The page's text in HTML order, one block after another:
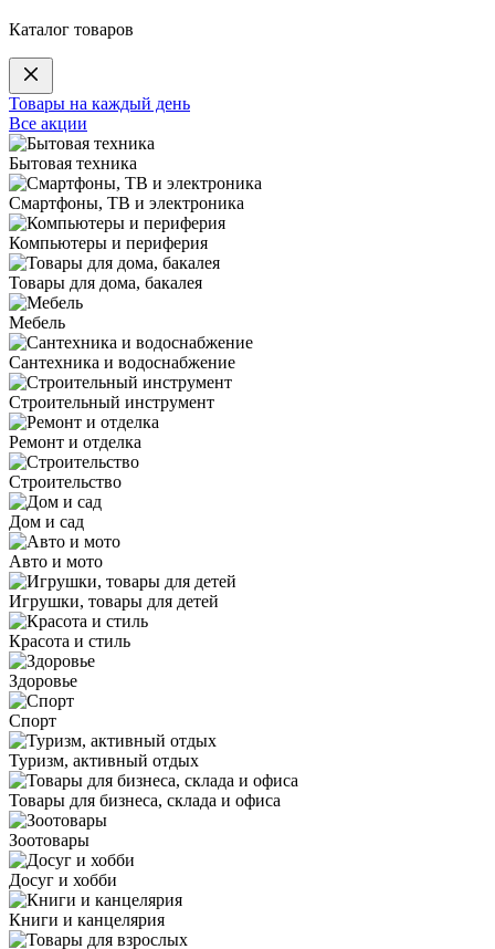
Каталог товаров
Товары на каждый день
Все акции
Бытовая техника
Смартфоны, ТВ и электроника
Компьютеры и периферия
Товары для дома, бакалея
Мебель
Сантехника и водоснабжение
Строительный инструмент
Ремонт и отделка
Строительство
Дом и сад
Авто и мото
Игрушки, товары для детей
Красота и стиль
Здоровье
Спорт
Туризм, активный отдых
Товары для бизнеса, склада и офиса
Зоотовары
Досуг и хобби
Книги и канцелярия